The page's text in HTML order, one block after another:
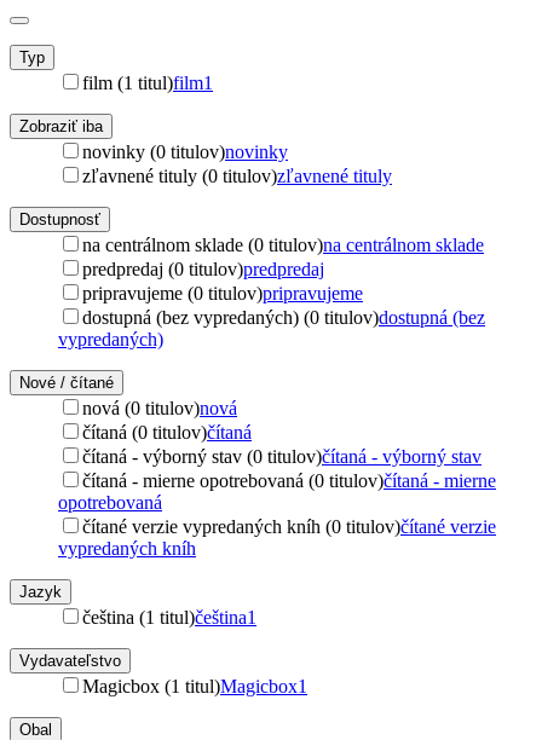
Typ
film (1 titul)film1
Zobraziť iba
novinky (0 titulov)novinky
zľavnené tituly (0 titulov)zľavnené tituly
Dostupnosť
na centrálnom sklade (0 titulov)na centrálnom sklade
predpredaj (0 titulov)predpredaj
pripravujeme (0 titulov)pripravujeme
dostupná (bez vypredaných) (0 titulov)dostupná (bez
vypredaných)
Nové / čítané
nová (0 titulov)nová
čítaná (0 titulov)čítaná
čítaná - výborný stav (0 titulov)čítaná - výborný stav
čítaná - mierne opotrebovaná (0 titulov)čítaná - mierne
opotrebovaná
čítané verzie vypredaných kníh (0 titulov)čítané verzie
vypredaných kníh
Jazyk
čeština (1 titul)čeština1
Vydavateľstvo
Magicbox (1 titul)Magicbox1
Obal